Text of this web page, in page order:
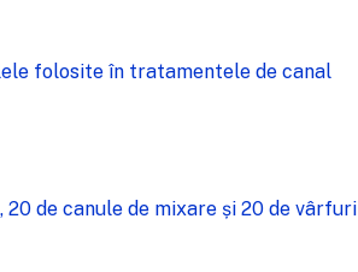
folosite în tratamentele de canal
de canule de mixare și 20 de